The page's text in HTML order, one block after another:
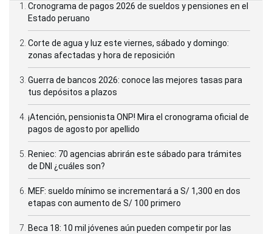
Cronograma de pagos 2026 de sueldos y pensiones en el
Estado peruano
Corte de agua y luz este viernes, sábado y domingo:
zonas afectadas y hora de reposición
Guerra de bancos 2026: conoce las mejores tasas para
tus depósitos a plazos
¡Atención, pensionista ONP! Mira el cronograma oficial de
pagos de agosto por apellido
Reniec: 70 agencias abrirán este sábado para trámites
de DNI ¿cuáles son?
MEF: sueldo mínimo se incrementará a S/ 1,300 en dos
etapas con aumento de S/ 100 primero
Beca 18: 10 mil jóvenes aún pueden competir por las